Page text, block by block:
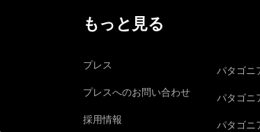
もっと見る
プレス
プレスへのお問い合わせ
採用情報
パタゴニ
パタゴニ
パタゴニ